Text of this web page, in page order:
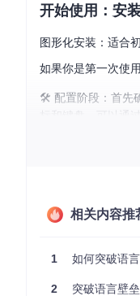
开始使用：安
图形化安装：适合
如果你是第一次使
🛠️ 配置阶段：首先
命令行安装：适合
🛠️ 配置阶段：打开
相关内容推
1 如何突破语
2 突破语言壁